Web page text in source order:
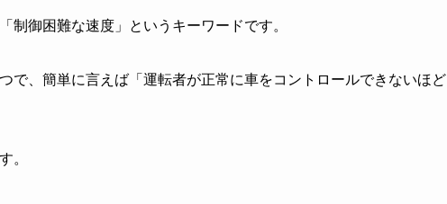
制御困難な速度」というキーワードです。
で、簡単に言えば「運転者が正常に車をコントロールできないほど
。